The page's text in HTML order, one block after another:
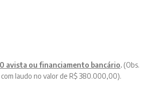
avista ou financiamento bancário. (Obs.
com laudo no valor de R$ 380.000,00).